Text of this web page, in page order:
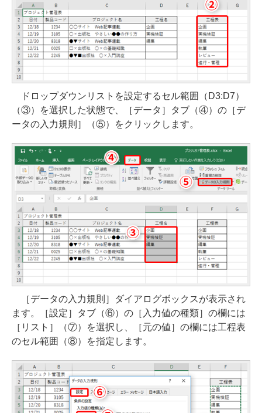
ドロップダウンリストを設定するセル範囲（D3:D7）
（③）を選択した状態で、［データ］タブ（④）の［デ
ータの入力規則］（⑤）をクリックします。
［データの入力規則］ダイアログボックスが表示され
ます。［設定］タブ（⑥）の［入力値の種類］の欄には
［リスト］（⑦）を選択し、［元の値］の欄には工程表
のセル範囲（⑧）を指定します。